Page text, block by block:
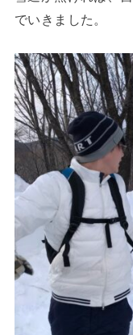
でいきました。